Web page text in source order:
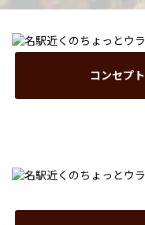
コンセプト